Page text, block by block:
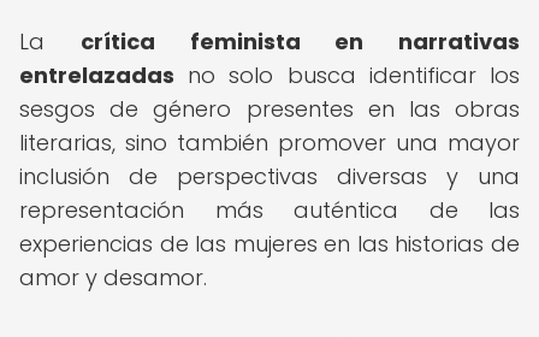
La crítica feminista en narrativas
entrelazadas no solo busca identificar los
sesgos de género presentes en las obras
literarias, sino también promover una mayor
inclusión de perspectivas diversas y una
representación más auténtica de las
experiencias de las mujeres en las historias de
amor y desamor.